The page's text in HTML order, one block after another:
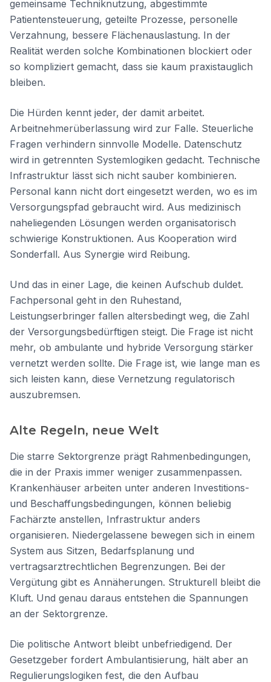
gemeinsame Techniknutzung, abgestimmte
Patientensteuerung, geteilte Prozesse, personelle
Verzahnung, bessere Flächenauslastung. In der
Realität werden solche Kombinationen blockiert oder
so kompliziert gemacht, dass sie kaum praxistauglich
bleiben.
Die Hürden kennt jeder, der damit arbeitet.
Arbeitnehmerüberlassung wird zur Falle. Steuerliche
Fragen verhindern sinnvolle Modelle. Datenschutz
wird in getrennten Systemlogiken gedacht. Technische
Infrastruktur lässt sich nicht sauber kombinieren.
Personal kann nicht dort eingesetzt werden, wo es im
Versorgungspfad gebraucht wird. Aus medizinisch
naheliegenden Lösungen werden organisatorisch
schwierige Konstruktionen. Aus Kooperation wird
Sonderfall. Aus Synergie wird Reibung.
Und das in einer Lage, die keinen Aufschub duldet.
Fachpersonal geht in den Ruhestand,
Leistungserbringer fallen altersbedingt weg, die Zahl
der Versorgungsbedürftigen steigt. Die Frage ist nicht
mehr, ob ambulante und hybride Versorgung stärker
vernetzt werden sollte. Die Frage ist, wie lange man es
sich leisten kann, diese Vernetzung regulatorisch
auszubremsen.
Alte Regeln, neue Welt
Die starre Sektorgrenze prägt Rahmenbedingungen,
die in der Praxis immer weniger zusammenpassen.
Krankenhäuser arbeiten unter anderen Investitions-
und Beschaffungsbedingungen, können beliebig
Fachärzte anstellen, Infrastruktur anders
organisieren. Niedergelassene bewegen sich in einem
System aus Sitzen, Bedarfsplanung und
vertragsarztrechtlichen Begrenzungen. Bei der
Vergütung gibt es Annäherungen. Strukturell bleibt die
Kluft. Und genau daraus entstehen die Spannungen
an der Sektorgrenze.
Die politische Antwort bleibt unbefriedigend. Der
Gesetzgeber fordert Ambulantisierung, hält aber an
Regulierungslogiken fest, die den Aufbau